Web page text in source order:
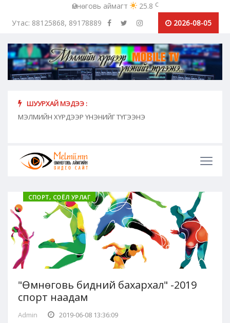
Өмнөговь аймагт 25.8 c
Утас: 88125868, 89178889
2026-08-05
ШУУРХАЙ МЭДЭЭ :
МЭЛМИЙН ХҮРДЭЭР ҮНЭНИЙГ ТҮГЭЭНЭ
СПОРТ, СОЁЛ УРЛАГ
"Өмнөговь бидний бахархал" -2019
спорт наадам
Admin 2019-06-08 13:36:09